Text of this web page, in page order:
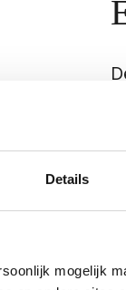
Details
mogelijk